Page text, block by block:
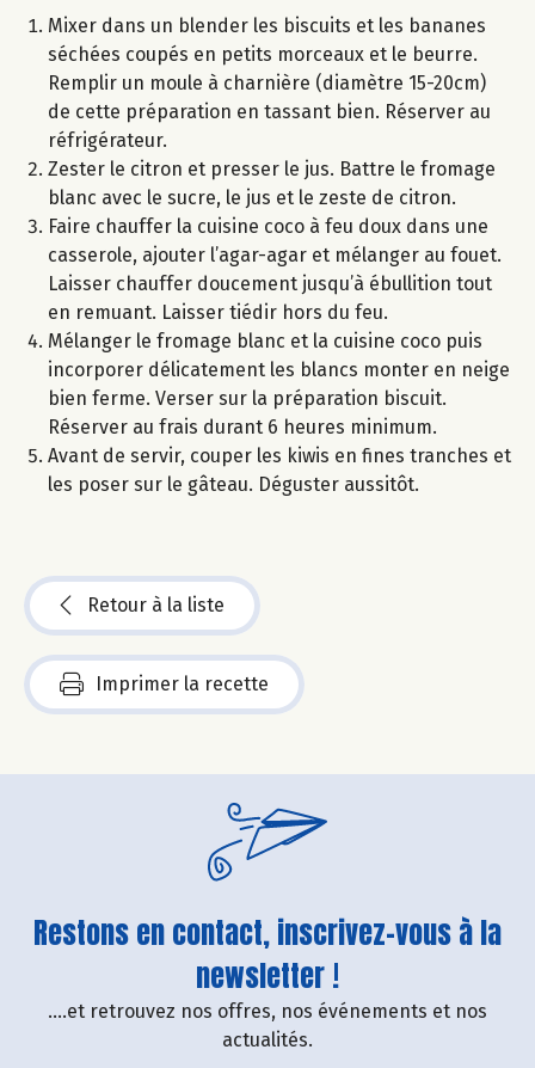
Mixer dans un blender les biscuits et les bananes
séchées coupés en petits morceaux et le beurre.
Remplir un moule à charnière (diamètre 15-20cm)
de cette préparation en tassant bien. Réserver au
réfrigérateur.
Zester le citron et presser le jus. Battre le fromage
blanc avec le sucre, le jus et le zeste de citron.
Faire chauffer la cuisine coco à feu doux dans une
casserole, ajouter l’agar-agar et mélanger au fouet.
Laisser chauffer doucement jusqu’à ébullition tout
en remuant. Laisser tiédir hors du feu.
Mélanger le fromage blanc et la cuisine coco puis
incorporer délicatement les blancs monter en neige
bien ferme. Verser sur la préparation biscuit.
Réserver au frais durant 6 heures minimum.
Avant de servir, couper les kiwis en fines tranches et
les poser sur le gâteau. Déguster aussitôt.
Retour à la liste
Imprimer la recette
Restons en contact, inscrivez-vous à la
newsletter !
....et retrouvez nos offres, nos événements et nos
actualités.